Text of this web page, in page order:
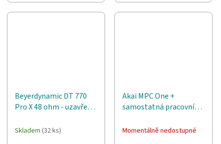
Beyerdynamic DT 770
Pro X 48 ohm - uzavřená
Skladem (32 ks)
Akai MPC One +
samostatná pracovní
Momentálně nedostupné